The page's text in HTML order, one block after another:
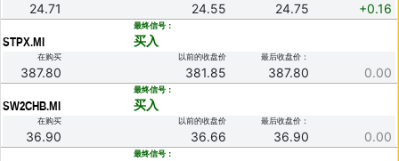
24.71 24.55 24.75 +0.16
STPX.MI
最终信号：
买入
在购买
387.80
以前的收盘价
381.85
最后收盘价：
387.80 0.00
SW2CHB.MI
最终信号：
买入
在购买
36.90
以前的收盘价
36.66
最后收盘价：
36.90 0.00
最终信号：